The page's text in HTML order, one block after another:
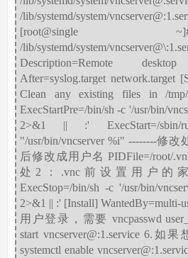
/lib/systemd/system/
/lib/systemd/system/
Description=Remote
After=syslog.target network.target
Clean any existing files in /tmp/
ExecStartPre=/bin/sh -c '/usr/bin/
2>&1 || :' ExecStart=/
"/usr/bin/vncserver %i" --------修
后修改成用户名 PIDFile=/root/
处2：.vnc前设置用户的
ExecStop=/bin/sh -c '/usr/bin/
2>&1 || :' [Install] WantedBy=multi-
用户登录，需要 vncpasswd
start vncserver@:1.service 6.如
systemctl enable